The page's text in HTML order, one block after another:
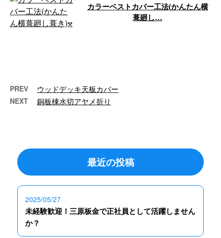
カラーベストカバー工法(かんたん横
葺廻し…
PREV ウッドデッキ天板カバー
NEXT 銅板棟水切アヤメ折り
最近の投稿
2025/05/27
未経験歓迎！三原板金で正社員として活躍しません
か？